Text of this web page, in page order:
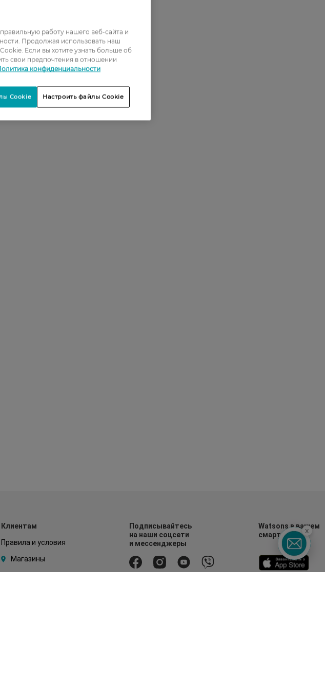
Клиентам
Правила и условия
Магазины
Watsons Club
Подписывайтесь
на наши соцсети
и мессенджеры
Watsons в вашем
смартфоне
x
работу нашего веб-сайта и
Продолжая использовать наш
Если вы хотите узнать больше об
свои предпочтения в отношении
конфиденциальности
Настроить файлы Cookie
Cookie